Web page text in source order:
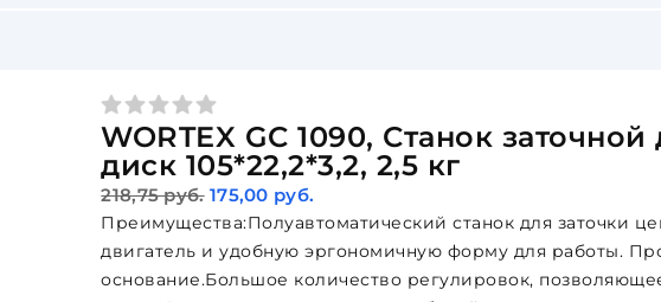
WORTEX GC 1090, Станок
диск 105*22,2*3,2, 2,5 кг
218,75 руб. 175,00 руб.
Преимущества:Полуавтоматический станок для заточки
двигатель и удобную эргономичную форму для работы.
основание.Большое количество регулировок,